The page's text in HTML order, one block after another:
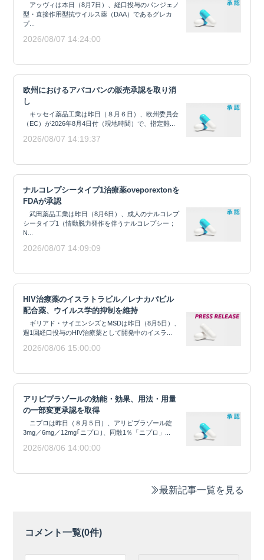
アッヴィは本日（8月7日）、経口投与のパンジェノ
型・直接作用型抗ウイルス薬（DAA）であるグレカ
プ...
2026/08/07 14:24:00
欧州におけるアバコパンの販売承認を取り消
し
キッセイ薬品工業は昨日（８月６日）、欧州委員会
（EC）が2026年8月4日付（現地時間）で、指定難...
2026/08/07 14:19:37
ナルコレプシータイプ1治療薬oveporextonを
FDAが承認
武田薬品工業は昨日（8月6日）、成人のナルコレプ
シータイプ1（情動脱力発作を伴うナルコレプシー；
N...
2026/08/07 14:09:09
HIV治療薬のイスラトラビル／レナカパビル
配合薬、ウイルス学的抑制を維持
ギリアド・サイエンシズとMSDは昨日（8月5日）、
週1回経口投与のHIV治療薬として開発中のイスラ...
2026/08/06 15:00:00
アリピプラゾールの効能・効果、用法・用量
の一部変更承認を取得
ニプロは昨日（８月５日）、アリピプラゾール錠
3mg／6mg／12mg｢ニプロ｣、同散1％「ニプロ」...
2026/08/06 14:00:00
最新記事一覧を見る
コメント一覧(0件)